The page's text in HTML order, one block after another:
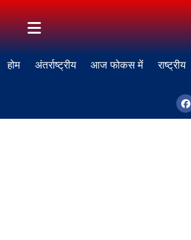
होम अंतर्राष्ट्रीय आज फोकस में राष्ट्रीय